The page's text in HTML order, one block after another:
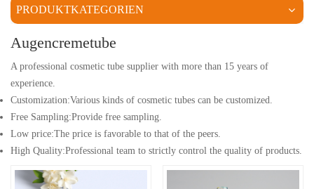
PRODUKTKATEGORIEN
Augencremetube
A professional cosmetic tube supplier with more than 15 years of
experience.
Customization:Various kinds of cosmetic tubes can be customized.
Free Sampling:Provide free sampling.
Low price:The price is favorable to that of the peers.
High Quality:Professional team to strictly control the quality of products.